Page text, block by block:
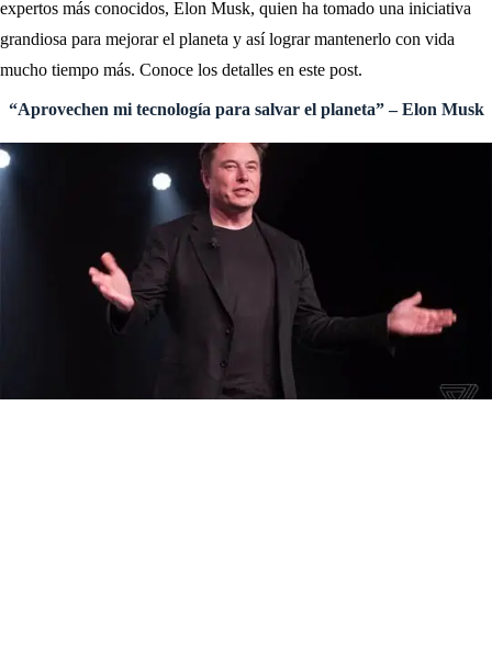
expertos más conocidos, Elon Musk, quien ha tomado una iniciativa
grandiosa para mejorar el planeta y así lograr mantenerlo con vida
mucho tiempo más. Conoce los detalles en este post.
“Aprovechen mi tecnología para salvar el planeta” – Elon Musk